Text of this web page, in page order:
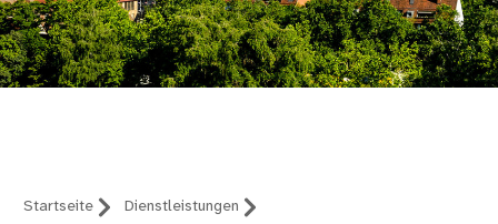
Startseite
Dienstleistungen